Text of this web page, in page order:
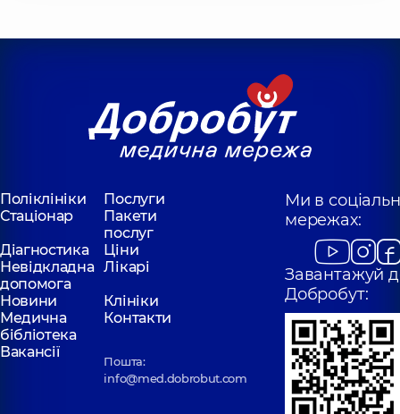
Поліклініки
Послуги
Стаціонар
Пакети
послуг
Діагностика
Ціни
Невідкладна
допомога
Лікарі
Новини
Клініки
Медична
бібліотека
Контакти
Вакансії
Пошта:
info@med.dobrobut.com
Ми в
мережах:
Завантажуй
Добробут: